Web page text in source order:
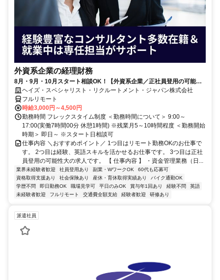
外資系企業の経理財務
8月・9月・10月スタート相談OK！【外資系企業／正社員登用の可能性
大／700万～800万／リモート勤務OK】経理財務
ヘイズ・スペシャリスト・リクルートメント・ジャパン株式会社
フルリモート
時給3,000円～4,500円
勤務時間 フレックスタイム制度 ＜勤務時間について＞ 9:00～
17:00(実働7時間00分 休憩1時間) ※残業月5～10時間程度 ＜勤務開始
時期＞ 即日～ ※スタート日相談可
仕事内容 ＼おすすめポイント／ 1つ目はリモート勤務OKのお仕事で
す。 2つ目は経験、英語スキルを活かせるお仕事です。 3つ目は正社
員登用の可能性大の求人です。 【 仕事内容 】 ・資金管理業務（日...
業界未経験者歓迎 社員登用あり 副業・WワークOK
60代も応募可
資格取得支援あり
社会保険あり 産休・育休取得実績あり
バイク通勤OK
学歴不問
即日勤務OK 職場見学可 平日のみOK 賞与年1回あり 経験不問
英語
未経験者歓迎
フルリモート 交通費全額支給 経験者歓迎 研修あり
派遣社員